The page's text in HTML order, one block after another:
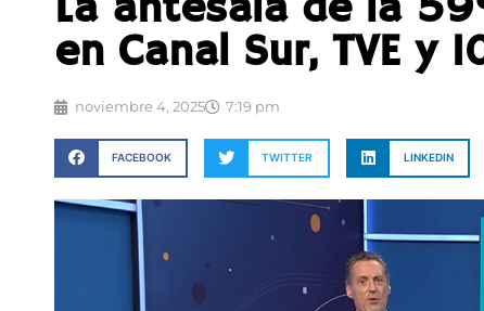
en Canal Sur, TVE y
noviembre 4, 2025 7:19 pm
FACEBOOK TWITTER LINKEDIN